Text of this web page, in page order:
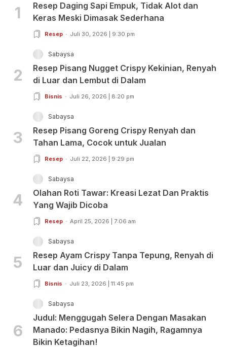
1
Resep Daging Sapi Empuk, Tidak Alot dan
Keras Meski Dimasak Sederhana
Resep Juli 30, 2026 | 9:30 pm
2
Sabaysa
Resep Pisang Nugget Crispy Kekinian, Renyah
di Luar dan Lembut di Dalam
Bisnis Juli 26, 2026 | 8:20 pm
3
Sabaysa
Resep Pisang Goreng Crispy Renyah dan
Tahan Lama, Cocok untuk Jualan
Resep Juli 22, 2026 | 9:29 pm
4
Sabaysa
Olahan Roti Tawar: Kreasi Lezat Dan Praktis
Yang Wajib Dicoba
Resep April 25, 2026 | 7:06 am
5
Sabaysa
Resep Ayam Crispy Tanpa Tepung, Renyah di
Luar dan Juicy di Dalam
Bisnis Juli 23, 2026 | 11:45 pm
6
Sabaysa
Judul: Menggugah Selera Dengan Masakan
Manado: Pedasnya Bikin Nagih, Ragamnya
Bikin Ketagihan!